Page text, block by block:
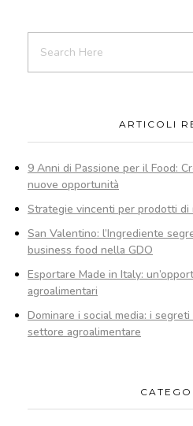
ARTICOLI
9 Anni di Passione per il Food:
nuove opportunità
Strategie vincenti per prodotti di
San Valentino: l’Ingrediente
business food nella GDO
Esportare Made in Italy:
agroalimentari
Dominare i social media: i
settore agroalimentare